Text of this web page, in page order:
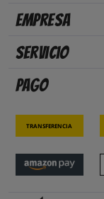
Empresa
Servicio
Pago
Transferencia